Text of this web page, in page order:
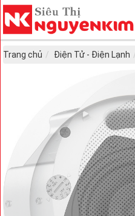
Trang chủ Điện Tử - Điện Lạnh